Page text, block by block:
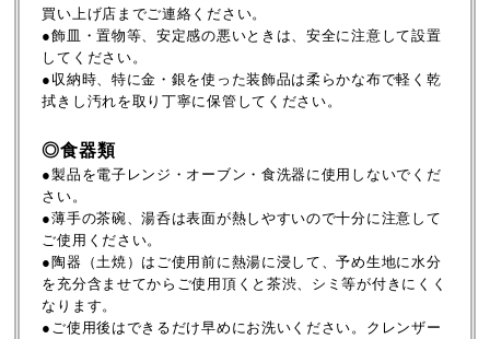
買い上げ店までご連絡ください。
●飾皿・置物等、安定感の悪いときは、安全に注意して設置
してください。
●収納時、特に金・銀を使った装飾品は柔らかな布で軽く乾
拭きし汚れを取り丁寧に保管してください。
◎食器類
●製品を電子レンジ・オーブン・食洗器に使用しないでくだ
さい。
●薄手の茶碗、湯呑は表面が熱しやすいので十分に注意して
ご使用ください。
●陶器（土焼）はご使用前に熱湯に浸して、予め生地に水分
を充分含ませてからご使用頂くと茶渋、シミ等が付きにくく
なります。
●ご使用後はできるだけ早めにお洗いください。クレンザー